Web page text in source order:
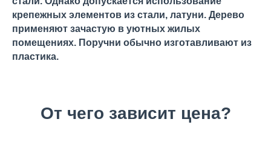
крепежных элементов из стали, латуни. Дерево
применяют зачастую в уютных жилых
помещениях. Поручни обычно изготавливают из
пластика.
От чего зависит цена?